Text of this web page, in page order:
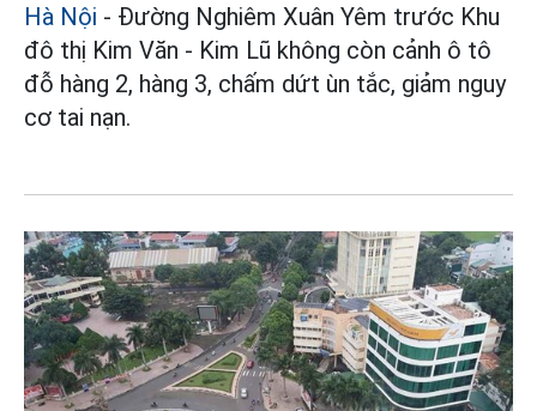
Hà Nội - Đường Nghiêm Xuân Yêm trước Khu
đô thị Kim Văn - Kim Lũ không còn cảnh ô tô
đỗ hàng 2, hàng 3, chấm dứt ùn tắc, giảm nguy
cơ tai nạn.